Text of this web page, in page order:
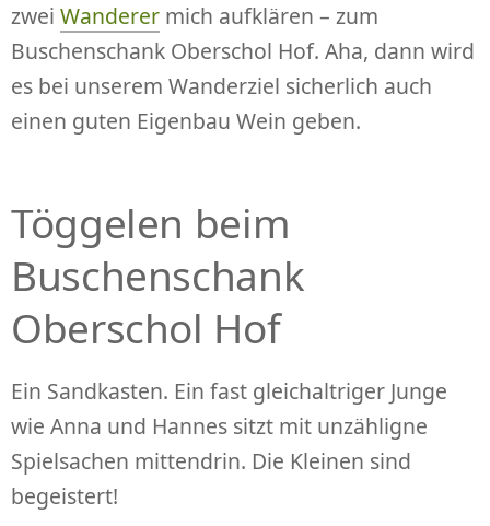
zwei Wanderer mich aufklären – zum
Buschenschank Oberschol Hof. Aha, dann wird
es bei unserem Wanderziel sicherlich auch
einen guten Eigenbau Wein geben.
Töggelen beim
Buschenschank
Oberschol Hof
Ein Sandkasten. Ein fast gleichaltriger Junge
wie Anna und Hannes sitzt mit unzähligne
Spielsachen mittendrin. Die Kleinen sind
begeistert!